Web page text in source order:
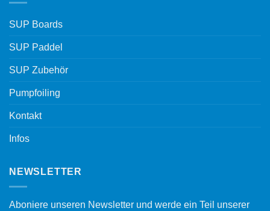
SUP Boards
SUP Paddel
SUP Zubehör
Pumpfoiling
Kontakt
Infos
NEWSLETTER
Aboniere unseren Newsletter und werde ein Teil unserer